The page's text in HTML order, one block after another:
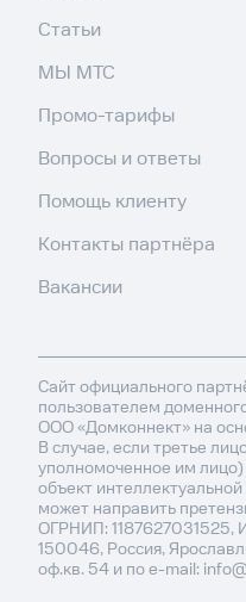
Статьи
МЫ МТС
Промо-тарифы
Вопросы и ответы
Помощь клиенту
Контакты партнёра
Вакансии
Сайт официального
пользователем
ООО «Домконнект» на
В случае, если третье
уполномоченное им лицо)
объект
может направить
ОГРНИП:
150046, Россия,
оф.кв. 54 и по e-mail: